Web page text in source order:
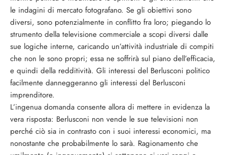
le indagini di mercato fotografano. Se gli obiettivi sono
diversi, sono potenzialmente in conflitto fra loro; piegando lo
strumento della televisione commerciale a scopi diversi dalle
sue logiche interne, caricando un’attività industriale di compiti
che non le sono propri; essa ne soffrirà sul piano dell’efficacia,
e quindi della redditività. Gli interessi del Berlusconi politico
facilmente danneggeranno gli interessi del Berlusconi
imprenditore.
L’ingenua domanda consente allora di mettere in evidenza la
vera risposta: Berlusconi non vende le sue televisioni non
perché ciò sia in contrasto con i suoi interessi economici, ma
nonostante che probabilmente lo sarà. Ragionamento che